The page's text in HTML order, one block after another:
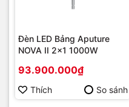
Đèn LED Bảng Aputure
NOVA II 2×1 1000W
93.900.000₫
Thích So sánh